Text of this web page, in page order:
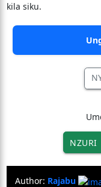
kila siku.
NZURI
Author: Rajabu